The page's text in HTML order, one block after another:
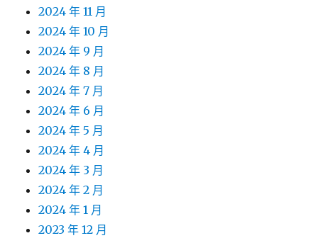
2024 年 11 月
2024 年 10 月
2024 年 9 月
2024 年 8 月
2024 年 7 月
2024 年 6 月
2024 年 5 月
2024 年 4 月
2024 年 3 月
2024 年 2 月
2024 年 1 月
2023 年 12 月